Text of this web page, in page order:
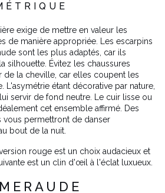
exige de mettre en valeur les
de manière appropriée. Les escarpins
sont les plus adaptés, car ils
silhouette. Évitez les chaussures
de la cheville, car elles coupent les
L'asymétrie étant décorative par nature,
servir de fond neutre. Le cuir lisse ou
cet ensemble affirmé. Des
vous permettront de danser
bout de la nuit.
rouge est un choix audacieux et
est un clin d'œil à l'éclat luxueux.